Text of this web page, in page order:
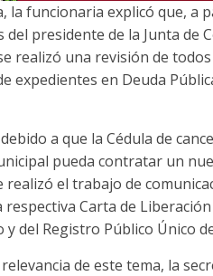
la funcionaria explicó que, a
del presidente de la Junta de
realizó una revisión de
expedientes en Deuda
a que la Cédula de
pueda contratar un
realizó el trabajo de
respectiva Carta de
y del Registro Público Único
de este tema, la